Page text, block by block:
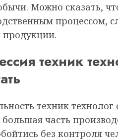
Можно сказать,
процессом,
продукции.
техник
техник
большая часть
без контроля